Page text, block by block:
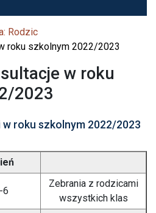
Rodzic
roku szkolnym 2022/2023
w roku
2023
roku szkolnym 2022/2023
6
Zebrania z rodzicami
wszystkich klas